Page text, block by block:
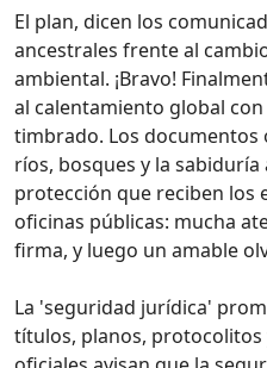
El plan, dicen los
ancestrales frente al
ambiental. ¡Bravo!
al calentamiento global
timbrado. Los documentos
ríos, bosques y la
protección que reciben los
oficinas públicas: mucha
firma, y luego un amable
La 'seguridad jurídica'
títulos, planos, protocolitos